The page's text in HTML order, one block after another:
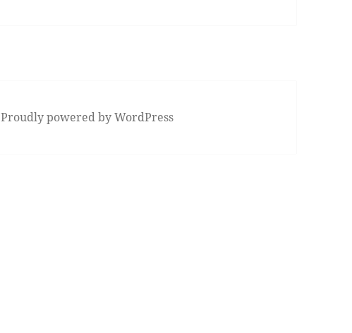
Proudly powered by WordPress